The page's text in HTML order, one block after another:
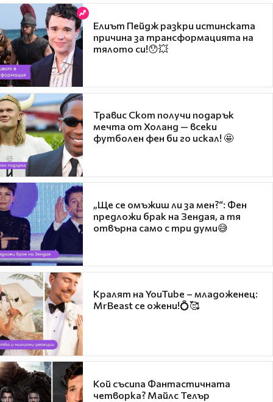
Елиът Пейдж разкри истинската
причина за трансформацията на
тялото си!😯💥
Травис Скот получи подарък
мечта от Холанд — всеки
футболен фен би го искал! 🤩
„Ще се омъжиш ли за мен?“: Фен
предложи брак на Зендая, а тя
отвърна само с три думи😅
Кралят на YouTube – младоженец:
MrBeast се ожени!💍🥰
Кой съсипа Фантастичната
четворка? Майлс Телър